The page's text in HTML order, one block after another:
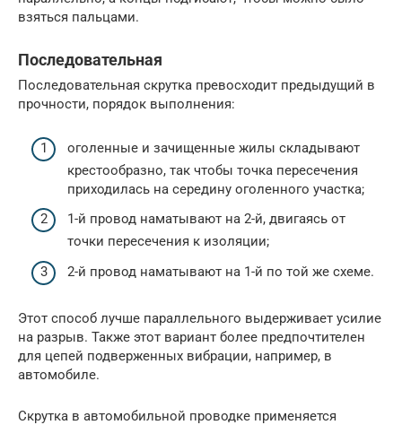
взяться пальцами.
Последовательная
Последовательная скрутка превосходит предыдущий в
прочности, порядок выполнения:
оголенные и зачищенные жилы складывают
крестообразно, так чтобы точка пересечения
приходилась на середину оголенного участка;
1-й провод наматывают на 2-й, двигаясь от
точки пересечения к изоляции;
2-й провод наматывают на 1-й по той же схеме.
Этот способ лучше параллельного выдерживает усилие
на разрыв. Также этот вариант более предпочтителен
для цепей подверженных вибрации, например, в
автомобиле.
Скрутка в автомобильной проводке применяется